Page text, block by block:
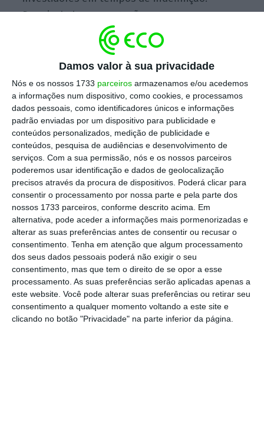
Damos valor à sua privacidade
Nós e os nossos 1733 parceiros armazenamos e/ou acedemos
a informações num dispositivo, como cookies, e processamos
dados pessoais, como identificadores únicos e informações
padrão enviadas por um dispositivo para publicidade e
conteúdos personalizados, medição de publicidade e
conteúdos, pesquisa de audiências e desenvolvimento de
serviços. Com a sua permissão, nós e os nossos parceiros
poderemos usar identificação e dados de geolocalização
precisos através da procura de dispositivos. Poderá clicar para
consentir o processamento por nossa parte e pela parte dos
nossos 1733 parceiros, conforme descrito acima. Em
alternativa, pode aceder a informações mais pormenorizadas e
alterar as suas preferências antes de consentir ou recusar o
consentimento. Tenha em atenção que algum processamento
dos seus dados pessoais poderá não exigir o seu
consentimento, mas que tem o direito de se opor a esse
processamento. As suas preferências serão aplicadas apenas a
este website. Você pode alterar suas preferências ou retirar seu
consentimento a qualquer momento voltando a este site e
clicando no botão "Privacidade" na parte inferior da página.
Depois de boas prestações na semana
passada, a EDP cede 0,15% para 4,579 euros e
a EDP Renováveis recua 0,33% para 12,26
5 coisas que vão marcar o dia
Ler Mais
Por outro lado, aNavigator,mais exposta ao
enquadramento externo devido ao seu perfil
exportador, é a ação que mais recua em
Lisboa: desvaloriza 0,98%.
Entre as grandes cotadas nacionais, destaque
ainda para aGalp e para a Jerónimo Martins: a
petrolífera está em baixa de 0,65% para 13,665
euros e a retalhista cede 0,41% para 15,84